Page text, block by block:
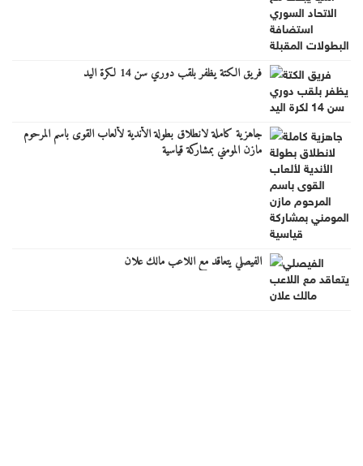
فريق الكتة يظفر بلقب دوري سن 14 لكرة اليد
جاهزية كاملة لانطلاق بطولة الأندية لألعاب القوى باسم المرحوم
مازن المومني بمشاركة قياسية
الفيصلي يتعاقد مع اللاعب مالك علان